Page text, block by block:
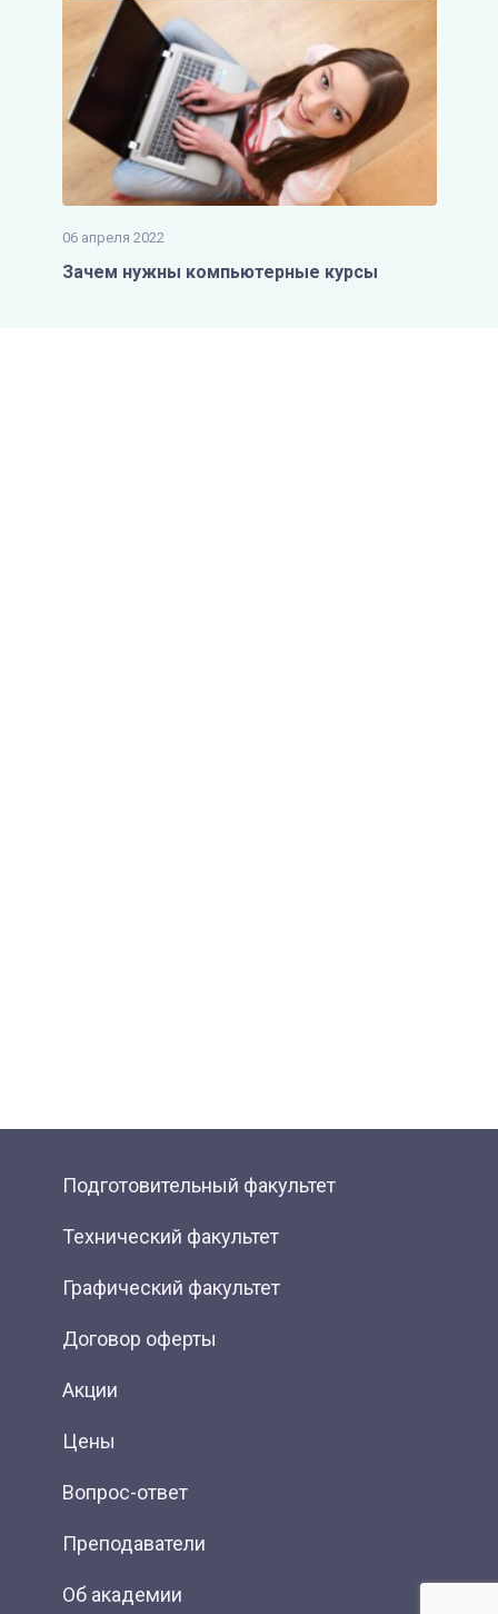
06 апреля 2022
Зачем нужны компьютерные курсы
Подготовительный факультет
Технический факультет
Графический факультет
Договор оферты
Акции
Цены
Вопрос-ответ
Преподаватели
Об академии